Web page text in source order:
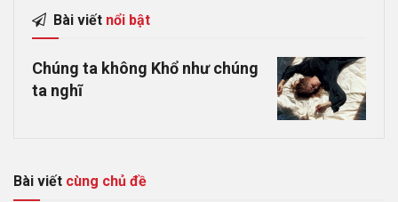
Bài viết nổi bật
Chúng ta không Khổ như chúng
ta nghĩ
Bài viết cùng chủ đề